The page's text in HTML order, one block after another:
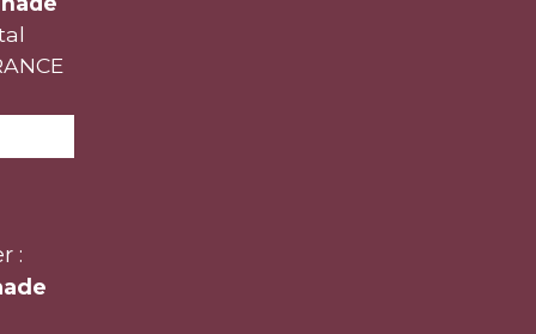
: